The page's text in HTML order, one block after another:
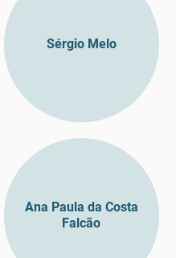
Sérgio Melo
Ana Paula da Costa
Falcão